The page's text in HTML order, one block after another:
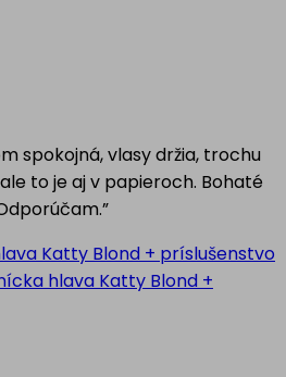
spokojná, vlasy držia, trochu
to je aj v papieroch. Bohaté
hlava Katty Blond +